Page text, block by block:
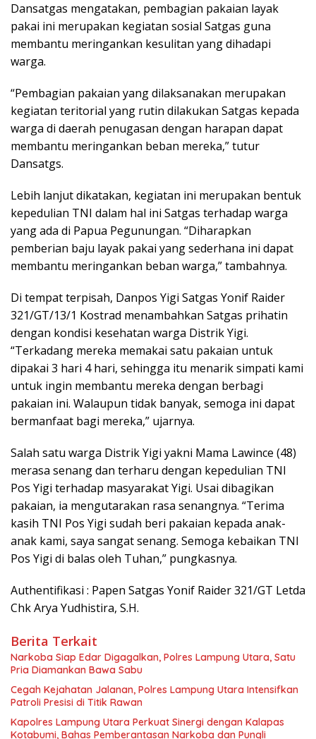
Dansatgas mengatakan, pembagian pakaian layak
pakai ini merupakan kegiatan sosial Satgas guna
membantu meringankan kesulitan yang dihadapi
warga.
“Pembagian pakaian yang dilaksanakan merupakan
kegiatan teritorial yang rutin dilakukan Satgas kepada
warga di daerah penugasan dengan harapan dapat
membantu meringankan beban mereka,” tutur
Dansatgs.
Lebih lanjut dikatakan, kegiatan ini merupakan bentuk
kepedulian TNI dalam hal ini Satgas terhadap warga
yang ada di Papua Pegunungan. “Diharapkan
pemberian baju layak pakai yang sederhana ini dapat
membantu meringankan beban warga,” tambahnya.
Di tempat terpisah, Danpos Yigi Satgas Yonif Raider
321/GT/13/1 Kostrad menambahkan Satgas prihatin
dengan kondisi kesehatan warga Distrik Yigi.
“Terkadang mereka memakai satu pakaian untuk
dipakai 3 hari 4 hari, sehingga itu menarik simpati kami
untuk ingin membantu mereka dengan berbagi
pakaian ini. Walaupun tidak banyak, semoga ini dapat
bermanfaat bagi mereka,” ujarnya.
Salah satu warga Distrik Yigi yakni Mama Lawince (48)
merasa senang dan terharu dengan kepedulian TNI
Pos Yigi terhadap masyarakat Yigi. Usai dibagikan
pakaian, ia mengutarakan rasa senangnya. “Terima
kasih TNI Pos Yigi sudah beri pakaian kepada anak-
anak kami, saya sangat senang. Semoga kebaikan TNI
Pos Yigi di balas oleh Tuhan,” pungkasnya.
Authentifikasi : Papen Satgas Yonif Raider 321/GT Letda
Chk Arya Yudhistira, S.H.
Berita Terkait
Narkoba Siap Edar Digagalkan, Polres Lampung Utara, Satu
Pria Diamankan Bawa Sabu
Cegah Kejahatan Jalanan, Polres Lampung Utara Intensifkan
Patroli Presisi di Titik Rawan
Kapolres Lampung Utara Perkuat Sinergi dengan Kalapas
Kotabumi, Bahas Pemberantasan Narkoba dan Pungli